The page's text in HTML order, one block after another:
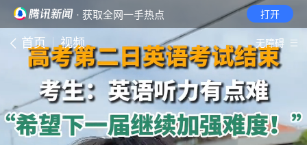
· 获取全网一手热点 打开
首页 视频 无障碍